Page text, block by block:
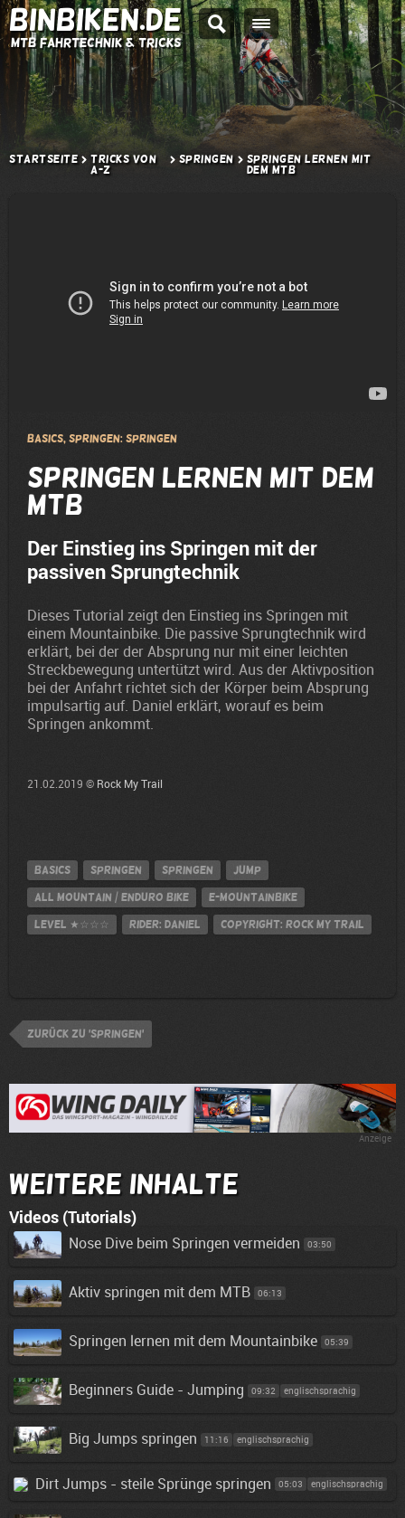
BINBIKEN.DE
MTB Fahrtechnik & Tricks
Startseite
Tricks von
A-Z
Springen
Springen lernen mit
dem MTB
Basics, Springen: Springen
Springen lernen mit dem
MTB
Der Einstieg ins Springen mit der
passiven Sprungtechnik
Dieses Tutorial zeigt den Einstieg ins Springen mit
einem Mountainbike. Die passive Sprungtechnik wird
erklärt, bei der der Absprung nur mit einer leichten
Streckbewegung untertützt wird. Aus der Aktivposition
bei der Anfahrt richtet sich der Körper beim Absprung
impulsartig auf. Daniel erklärt, worauf es beim
Springen ankommt.
21.02.2019 © Rock My Trail
Basics Springen Springen jump
All Mountain / Enduro Bike E-Mountainbike
Level ★☆☆☆ Rider: Daniel Copyright: Rock My Trail
zurück zu 'Springen'
Anzeige
Weitere Inhalte
Videos (Tutorials)
Nose Dive beim Springen vermeiden 03:50
Aktiv springen mit dem MTB 06:13
Springen lernen mit dem Mountainbike 05:39
Beginners Guide - Jumping 09:32 englischsprachig
Big Jumps springen 11:16 englischsprachig
Dirt Jumps - steile Sprünge springen 05:03 englischsprachig